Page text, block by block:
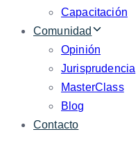
Capacitación
Comunidad
Opinión
Jurisprudencia
MasterClass
Blog
Contacto